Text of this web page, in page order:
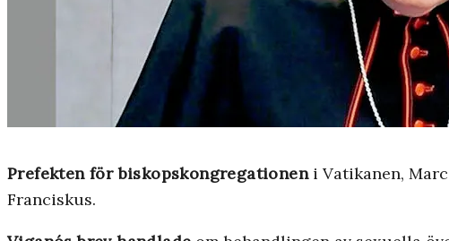
Prefekten för biskopskongregationeni Vatikanen,
Franciskus.